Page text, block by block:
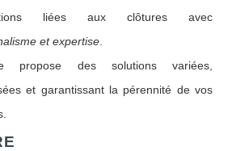
liées aux clôtures avec
et expertise.
propose des solutions variées,
et garantissant la pérennité de vos